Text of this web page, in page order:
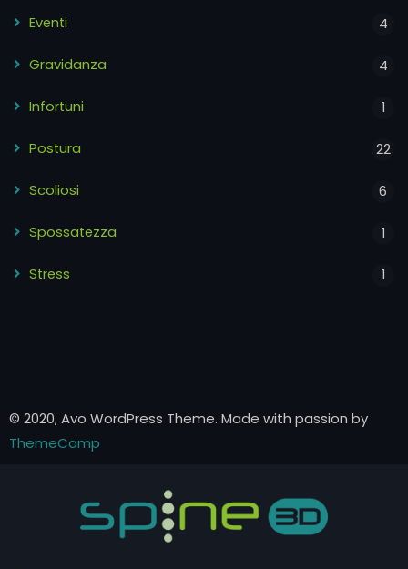
Eventi 4
Gravidanza 4
Infortuni 1
Postura 22
Scoliosi 6
Spossatezza 1
Stress 1
© 2020, Avo WordPress Theme. Made with passion by
ThemeCamp